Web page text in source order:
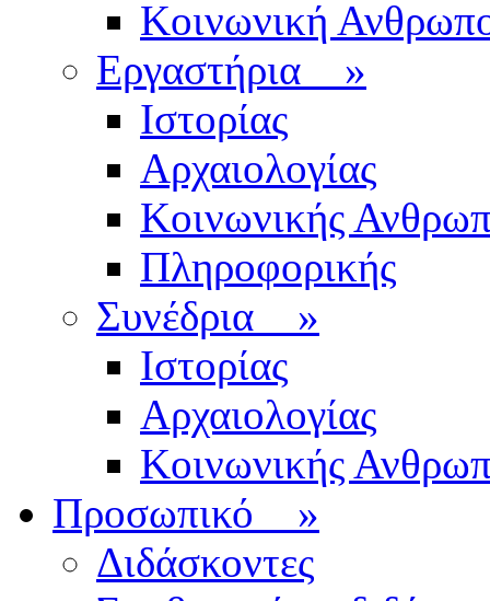
Κοινωνική
Εργαστήρια »
Ιστορίας
Αρχαιολογίας
Κοινωνικής
Πληροφορικής
Συνέδρια »
Ιστορίας
Αρχαιολογίας
Κοινωνικής
Προσωπικό »
Διδάσκοντες